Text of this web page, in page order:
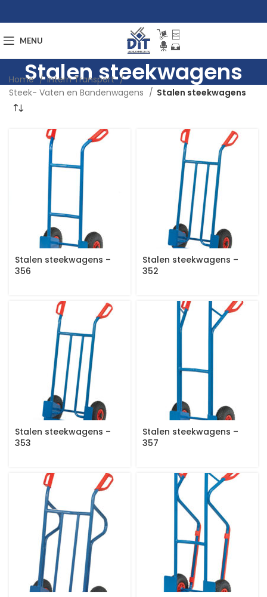
MENU
Stalen steekwagens
Home
Intern Transport
Steek- Vaten en Bandenwagens
Stalen steekwagens
Stalen steekwagens –
356
Stalen steekwagens –
352
Stalen steekwagens –
353
Stalen steekwagens –
357